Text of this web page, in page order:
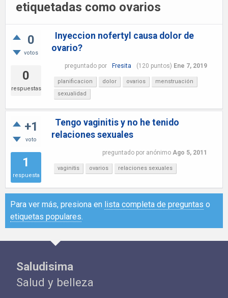
etiquetadas como ovarios
0
votos
0
respuestas
Inyeccion nofertyl causa dolor de
ovario?
preguntado por Fresita (120 puntos) Ene 7, 2019
planificacion dolor ovarios
menstruación
sexualidad
+1
voto
1
respuesta
Tengo vaginitis y no he tenido
relaciones sexuales
preguntado por anónimo Ago 5, 2011
vaginitis ovarios relaciones sexuales
Para ver más, presiona en lista completa de preguntas o
etiquetas populares.
Saludisima
Salud y belleza